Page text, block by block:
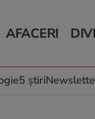
AFACERI
Auto
Locuri de muncă
5 știri